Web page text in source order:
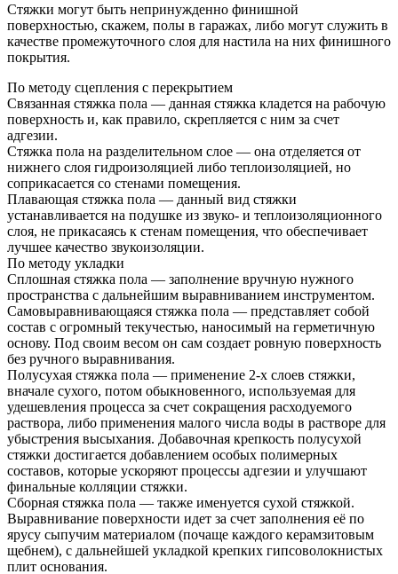
Стяжки могут быть непринужденно финишной
поверхностью, скажем, полы в гаражах, либо могут служить в
качестве промежуточного слоя для настила на них финишного
покрытия.
По методу сцепления с перекрытием
Связанная стяжка пола — данная стяжка кладется на рабочую
поверхность и, как правило, скрепляется с ним за счет
адгезии.
Стяжка пола на разделительном слое — она отделяется от
нижнего слоя гидроизоляцией либо теплоизоляцией, но
соприкасается со стенами помещения.
Плавающая стяжка пола — данный вид стяжки
устанавливается на подушке из звуко- и теплоизоляционного
слоя, не прикасаясь к стенам помещения, что обеспечивает
лучшее качество звукоизоляции.
По методу укладки
Сплошная стяжка пола — заполнение вручную нужного
пространства с дальнейшим выравниванием инструментом.
Самовыравнивающаяся стяжка пола — представляет собой
состав с огромный текучестью, наносимый на герметичную
основу. Под своим весом он сам создает ровную поверхность
без ручного выравнивания.
Полусухая стяжка пола — применение 2-х слоев стяжки,
вначале сухого, потом обыкновенного, используемая для
удешевления процесса за счет сокращения расходуемого
раствора, либо применения малого числа воды в растворе для
убыстрения высыхания. Добавочная крепкость полусухой
стяжки достигается добавлением особых полимерных
составов, которые ускоряют процессы адгезии и улучшают
финальные колляции стяжки.
Сборная стяжка пола — также именуется сухой стяжкой.
Выравнивание поверхности идет за счет заполнения её по
ярусу сыпучим материалом (почаще каждого керамзитовым
щебнем), с дальнейшей укладкой крепких гипсоволокнистых
плит основания.